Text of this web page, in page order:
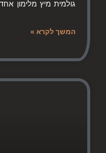
גולמית מיץ מלימון
המשך לקרא »